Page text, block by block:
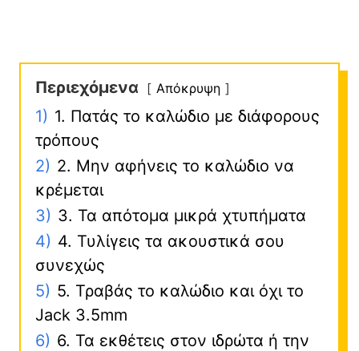
Περιεχόμενα Απόκρυψη
1) 1. Πατάς το καλώδιο με διάφορους
τρόπους
2) 2. Μην αφήνεις το καλώδιο να
κρέμεται
3) 3. Τα απότομα μικρά χτυπήματα
4) 4. Τυλίγεις τα ακουστικά σου
συνεχώς
5) 5. Τραβάς το καλώδιο και όχι το
Jack 3.5mm
6) 6. Τα εκθέτεις στον ιδρώτα ή την